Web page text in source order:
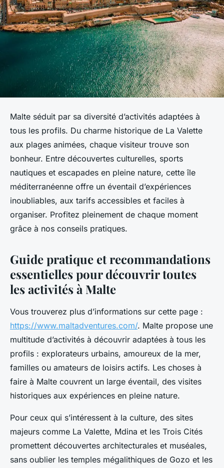
Malte séduit par sa diversité d’activités adaptées à
tous les profils. Du charme historique de La Valette
aux plages animées, chaque visiteur trouve son
bonheur. Entre découvertes culturelles, sports
nautiques et escapades en pleine nature, cette île
méditerranéenne offre un éventail d’expériences
inoubliables, aux tarifs accessibles et faciles à
organiser. Profitez pleinement de chaque moment
grâce à nos conseils pratiques.
Guide pratique et recommandations
essentielles pour découvrir toutes
les activités à Malte
Vous trouverez plus d’informations sur cette page :
https://www.maltadventures.com/. Malte propose une
multitude d’activités à découvrir adaptées à tous les
profils : explorateurs urbains, amoureux de la mer,
familles ou amateurs de loisirs actifs. Les choses à
faire à Malte couvrent un large éventail, des visites
historiques aux expériences en pleine nature.
Pour ceux qui s’intéressent à la culture, des sites
majeurs comme La Valette, Mdina et les Trois Cités
promettent découvertes architecturales et muséales,
sans oublier les temples mégalithiques de Gozo et les